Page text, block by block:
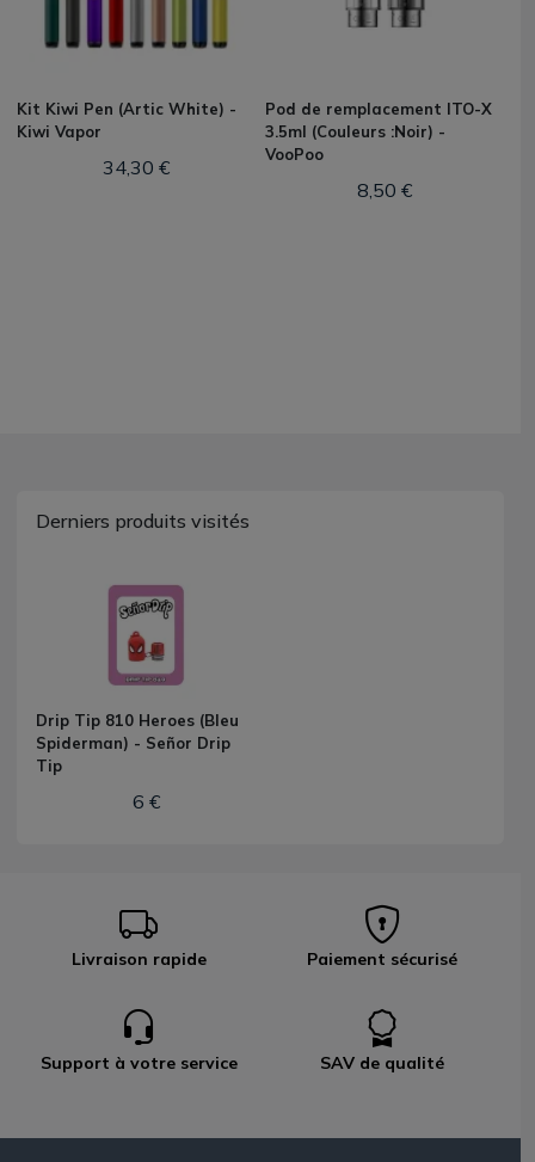
Kit Kiwi Pen (Artic White) -
Kiwi Vapor
34,30 €
Pod de remplacement ITO-X
3.5ml (Couleurs :Noir) -
VooPoo
8,50 €
Derniers produits visités
Drip Tip 810 Heroes (Bleu
Spiderman) - Señor Drip
Tip
6 €
Livraison rapide Paiement sécurisé
Support à votre service SAV de qualité